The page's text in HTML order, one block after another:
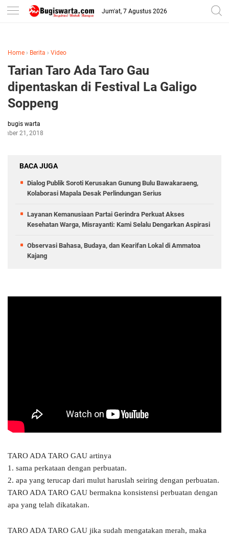
-->
Jum'at, 7 Agustus 2026
Home › Berita › Video
Tarian Taro Ada Taro Gau
dipentaskan di Festival La Galigo
Soppeng
bugis warta
21, 2018
BACA JUGA
Dialog Publik Soroti Kerusakan Gunung Bulu Bawakaraeng,
Kolaborasi Mapala Desak Perlindungan Serius
Layanan Kemanusiaan Partai Gerindra Perkuat Akses
Kesehatan Warga, Misrayanti: Kami Selalu Dengarkan Aspirasi
Observasi Bahasa, Budaya, dan Kearifan Lokal di Ammatoa
Kajang
TARO ADA TARO GAU artinya
1. sama perkataan dengan perbuatan.
2. apa yang terucap dari mulut haruslah seiring dengan perbuatan.
TARO ADA TARO GAU bermakna konsistensi perbuatan dengan
apa yang telah dikatakan.
TARO ADA TARO GAU jika sudah mengatakan merah, maka